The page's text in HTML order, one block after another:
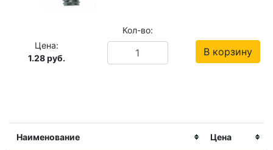
Наименование Цена
Цена:
1.28 руб.
Кол-во:
В корзину